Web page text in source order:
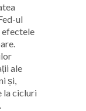
ul
efectele
ale
și,
la cicluri